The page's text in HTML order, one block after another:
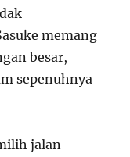
memang
besar,
sepenuhnya
jalan